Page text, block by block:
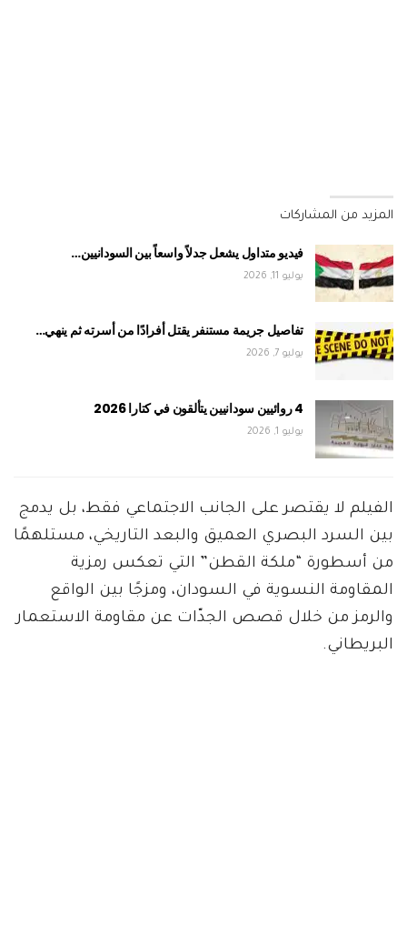
المزيد من المشاركات
فيديو متداول يشعل جدلاً واسعاً بين السودانيين…
يوليو 11, 2026
تفاصيل جريمة مستنفر يقتل أفرادًا من أسرته ثم ينهي…
يوليو 7, 2026
4 روائيين سودانيين يتألقون في كتارا 2026
يوليو 1, 2026
الفيلم لا يقتصر على الجانب الاجتماعي فقط، بل يدمج
بين السرد البصري العميق والبعد التاريخي، مستلهمًا
من أسطورة “ملكة القطن” التي تعكس رمزية
المقاومة النسوية في السودان، ومزجًا بين الواقع
والرمز من خلال قصص الجدّات عن مقاومة الاستعمار
البريطاني.